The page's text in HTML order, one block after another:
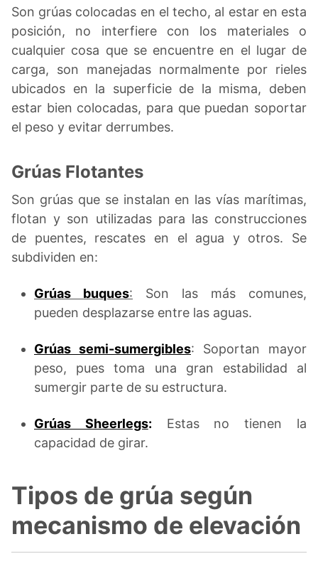
Son grúas colocadas en el techo, al estar en esta
posición, no interfiere con los materiales o
cualquier cosa que se encuentre en el lugar de
carga, son manejadas normalmente por rieles
ubicados en la superficie de la misma, deben
estar bien colocadas, para que puedan soportar
el peso y evitar derrumbes.
Grúas Flotantes
Son grúas que se instalan en las vías marítimas,
flotan y son utilizadas para las construcciones
de puentes, rescates en el agua y otros. Se
subdividen en:
Grúas buques: Son las más comunes,
pueden desplazarse entre las aguas.
Grúas semi-sumergibles: Soportan mayor
peso, pues toma una gran estabilidad al
sumergir parte de su estructura.
Grúas Sheerlegs: Estas no tienen la
capacidad de girar.
Tipos de grúa según
mecanismo de elevación